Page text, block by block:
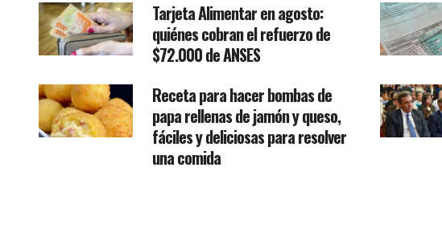
Tarjeta Alimentar en agosto:
quiénes cobran el refuerzo de
$72.000 de ANSES
Receta para hacer bombas de
papa rellenas de jamón y queso,
fáciles y deliciosas para resolver
una comida